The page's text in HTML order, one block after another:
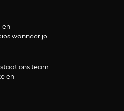
en
wanneer je
ons team
en